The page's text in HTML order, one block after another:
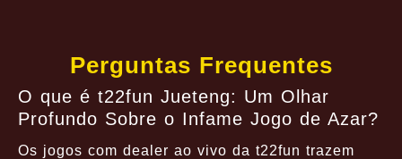
Perguntas Frequentes
O que é t22fun Jueteng: Um Olhar
Profundo Sobre o Infame Jogo de Azar?
Os jogos com dealer ao vivo da t22fun trazem